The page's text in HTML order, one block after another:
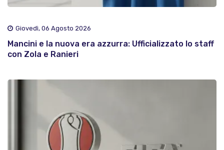
Giovedì, 06 Agosto 2026
Mancini e la nuova era azzurra: Ufficializzato lo staff
con Zola e Ranieri